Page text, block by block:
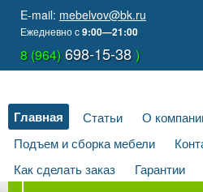
E-mail: mebelvov@bk.ru
Ежедневноc9:00—21:00
8 (964) 698-15-38)
Главная Статьи О
Подъем и сборка мебели
Как сделать заказ
Гарантии